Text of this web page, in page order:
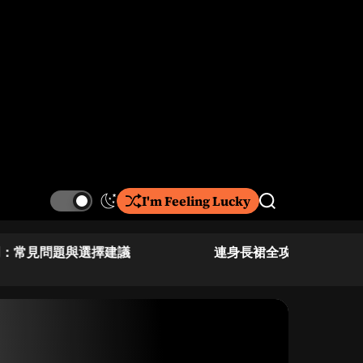
S
t
I'm Feeling Lucky
S
r
連身長裙全攻略：你需要知道的重點